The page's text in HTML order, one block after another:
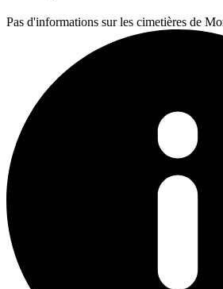
Pas d'informations sur les cimetières de